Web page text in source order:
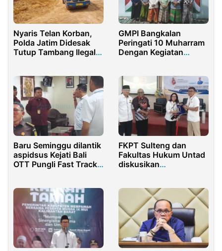
Nyaris Telan Korban,
Polda Jatim Didesak
Tutup Tambang Ilegal
GMPI Bangkalan
Peringati 10 Muharram
Dengan Kegiatan
Baru Seminggu dilantik
aspidsus Kejati Bali
OTT Pungli Fast Track
FKPT Sulteng dan
Fakultas Hukum Untad
diskusikan